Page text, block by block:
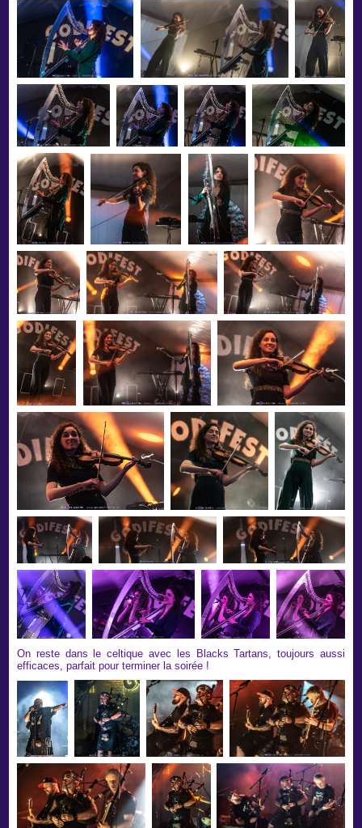
On reste dans le celtique avec les Blacks Tartans, toujours aussi
efficaces, parfait pour terminer la soirée !